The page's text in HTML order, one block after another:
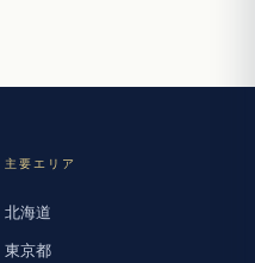
主要エリア
北海道
東京都